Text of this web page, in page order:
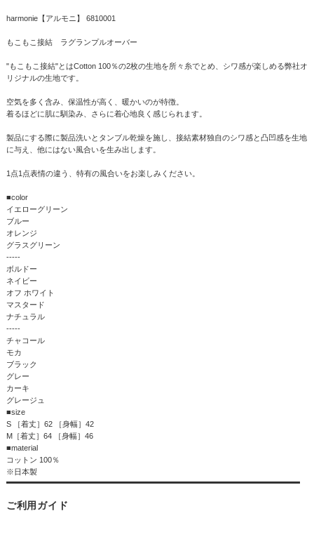
harmonie【アルモニ】 6810001
もこもこ接結 ラグランプルオーバー
"もこもこ接結"とはCotton 100％の2枚の生地を所々糸でとめ、シワ感が楽しめる弊社オ
リジナルの生地です。
空気を多く含み、保温性が高く、暖かいのが特徴。
着るほどに肌に馴染み、さらに着心地良く感じられます。
製品にする際に製品洗いとタンブル乾燥を施し、接結素材独自のシワ感と凸凹感を生地
に与え、他にはない風合いを生み出します。
1点1点表情の違う、特有の風合いをお楽しみください。
■color
イエローグリーン
ブルー
オレンジ
グラスグリーン
-----
ボルドー
ネイビー
オフ ホワイト
マスタード
ナチュラル
-----
チャコール
モカ
ブラック
グレー
カーキ
グレージュ
■size
S ［着丈］62 ［身幅］42
M［着丈］64 ［身幅］46
■material
コットン 100％
※日本製
ご利用ガイド